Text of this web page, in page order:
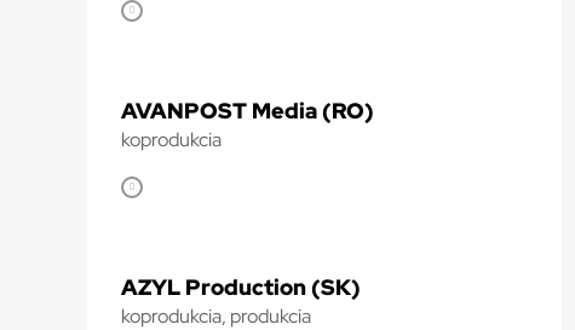
AVANPOST Media (RO)
koprodukcia
AZYL Production (SK)
koprodukcia, produkcia